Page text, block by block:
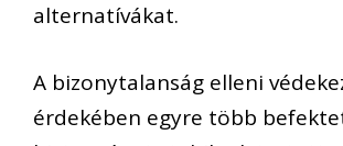
alternatívákat.
A bizonytalanság elleni
érdekében egyre több